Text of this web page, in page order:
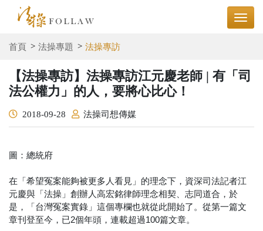
首頁 法操專題 法操專訪
【法操專訪】法操專訪江元慶老師 | 有「司
法公權力」的人，要將心比心！
2018-09-28 法操司想傳媒
圖：總統府
在「希望冤案能夠被更多人看見」的理念下，資深司法記者江
元慶與「法操」創辦人高宏銘律師理念相契、志同道合，於
是，「台灣冤案實錄」這個專欄也就從此開始了。從第一篇文
章刊登至今，已2個年頭，連載超過100篇文章。